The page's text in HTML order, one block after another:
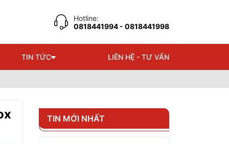
Hotline:
0818441994 - 0818441998
TIN TỨC LIÊN HỆ - TƯ VẤN
TIN MỚI NHẤT